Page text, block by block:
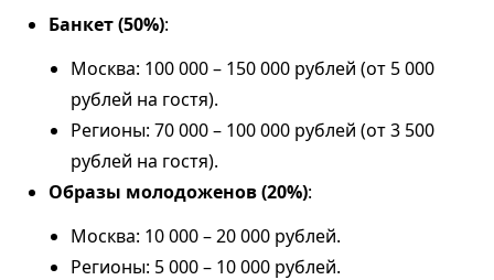
Банкет (50%):
Москва: 100 000 – 150 000 рублей (от 5 000
рублей на гостя).
Регионы: 70 000 – 100 000 рублей (от 3 500
рублей на гостя).
Образы молодоженов (20%):
Москва: 10 000 – 20 000 рублей.
Регионы: 5 000 – 10 000 рублей.